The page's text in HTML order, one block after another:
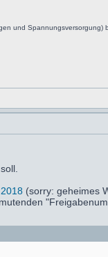
und Spannungsversorgung)
(sorry: geheimes